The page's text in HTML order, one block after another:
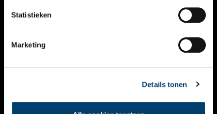
Statistieken
Marketing
Details tonen
THEMA’S
VIDEO’S
CONTACT